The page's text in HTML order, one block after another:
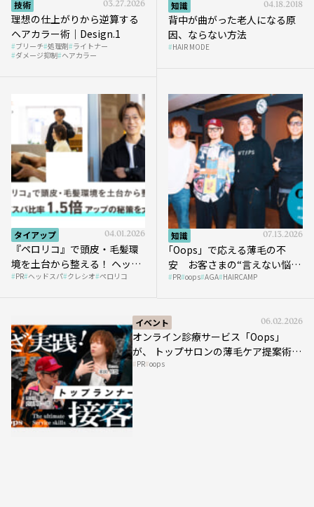
技術 03.27.2026
理想の仕上がりから逆算する
ヘアカラー術｜Design.1
ブリーチ 処理剤 ライトナー
ダメージ抑制 ヘアカラー
知識 04.18.2018
背中が曲がった老人になる原
因、ならない方法
HAIR MODE
タイアップ 04.01.2026
『ペロリコ』で頭皮・毛髪環
境を土台から整える！ ヘッド
スパ比率1.5倍アップの秘策を
PR ヘッドスパ クレシオ ペロリコ
知識 07.13.2026
｢Oops」で応える薄毛の不
安 お客さまの“言えない悩
み”にどう向き合う？ ＃01
PR oops AGA HAIRCAMP
イベント 06.02.2026
オンライン診療サービス「Oops」
が、 トップサロンの薄毛ケア提案術を
HAIRCAMPで公開！
PR oops